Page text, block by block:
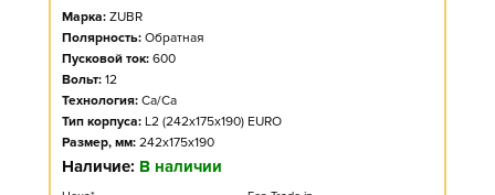
Марка: ZUBR
Полярность: Обратная
Пусковой ток: 600
Вольт: 12
Технология: Ca/Ca
Тип корпуса: L2 (242x175x190) EURO
Размер, мм: 242x175x190
Наличие: В наличии